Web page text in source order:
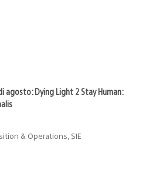
agosto: Dying Light 2 Stay Human:
& Operations, SIE